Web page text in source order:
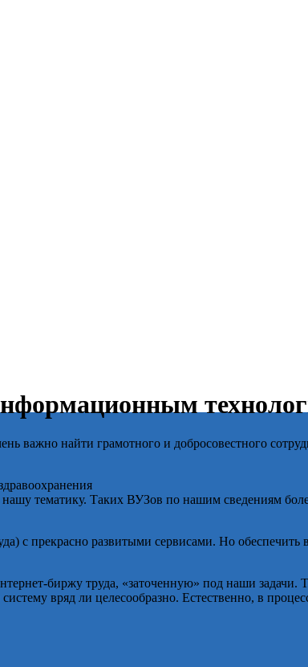
важно найти грамотного и добросовестного
тематику. Таких ВУЗов по нашим сведениям
с прекрасно развитыми сервисами. Но
биржу труда, «заточенную» под наши задачи.
вряд ли целесообразно. Естественно, в